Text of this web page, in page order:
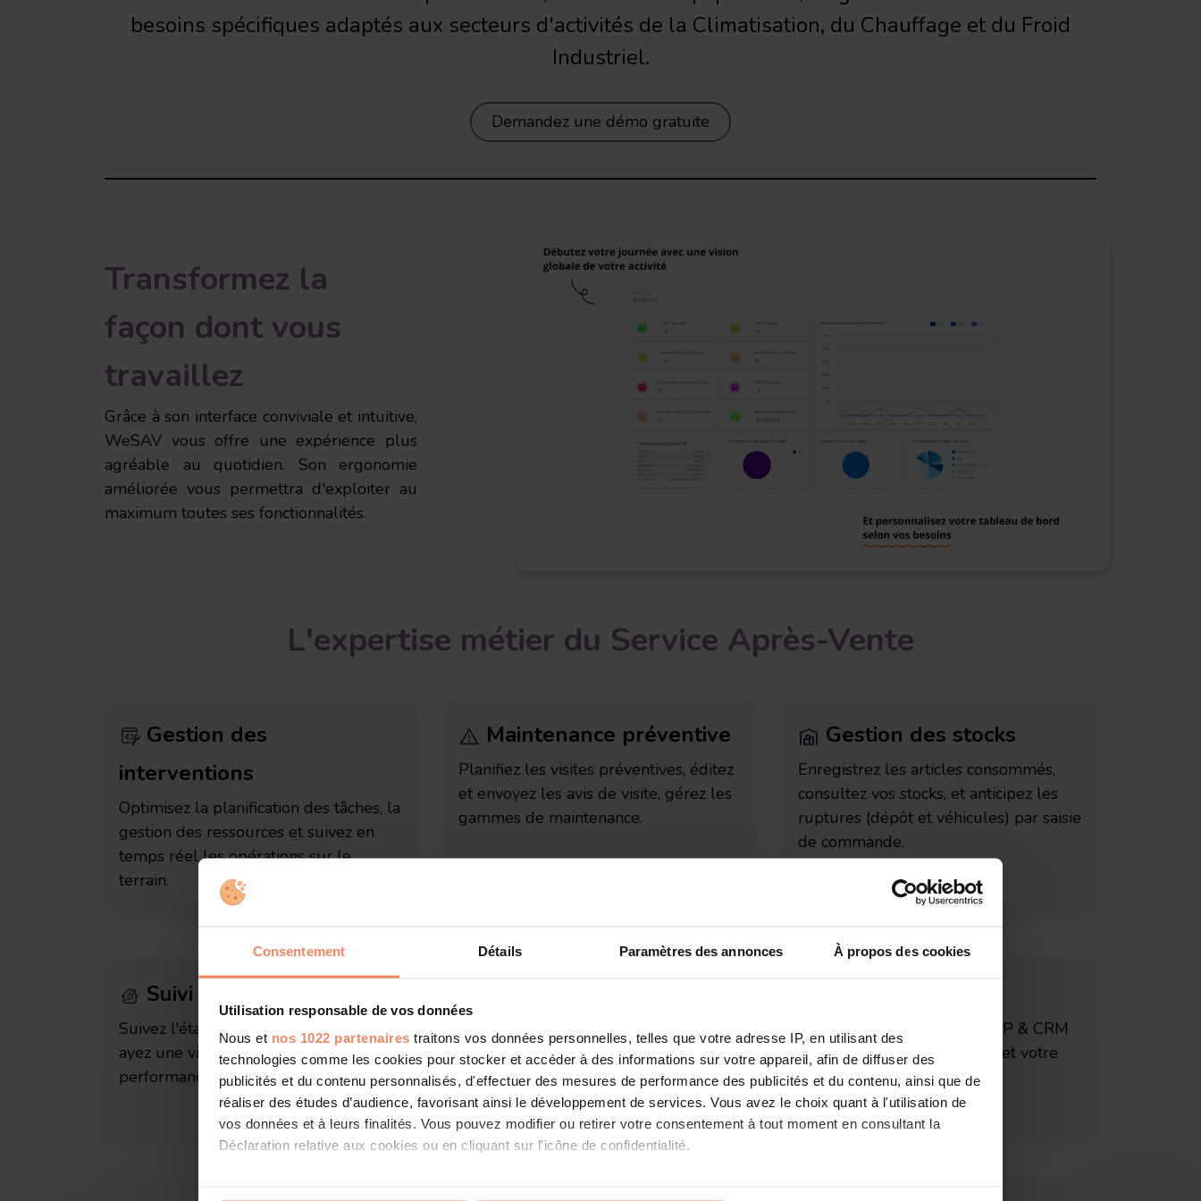
Consentement Détails Paramètres des annonces À propos des cookies
Utilisation responsable de vos données
Nous et nos 1022 partenaires traitons vos données personnelles, telles que votre adresse IP, en utilisant des
technologies comme les cookies pour stocker et accéder à des informations sur votre appareil, afin de diffuser des
publicités et du contenu personnalisés, d'effectuer des mesures de performance des publicités et du contenu, ainsi que de
réaliser des études d’audience, favorisant ainsi le développement de services. Vous avez le choix quant à l'utilisation de
vos données et à leurs finalités. Vous pouvez modifier ou retirer votre consentement à tout moment en consultant la
Déclaration relative aux cookies ou en cliquant sur l'icône de confidentialité.
besoins spécifiques adaptés aux secteurs d'activités de la Climatisation, du Chauffage et du Froid
Industriel.
Demandez une démo gratuite
Transformez la
façon dont vous
travaillez
Grâce à son interface conviviale et intuitive,
WeSAV vous offre une expérience plus
agréable au quotidien. Son ergonomie
améliorée vous permettra d'exploiter au
maximum toutes ses fonctionnalités.
L'expertise métier du Service Après-Vente
Gestion des
interventions
Optimisez la planification des tâches, la
gestion des ressources et suivez en
temps réel les opérations sur le
terrain.
Maintenance préventive
Planifiez les visites préventives, éditez
et envoyez les avis de visite, gérez les
gammes de maintenance.
Gestion des stocks
Enregistrez les articles consommés,
consultez vos stocks, et anticipez les
ruptures (dépôt et véhicules) par saisie
de commande.
Suivi des équipements
Suivez l'état de vos équipements et
ayez une vision globale de la
performance de vos installations.
Les techniciens sur terrain disposent
de toutes les données clients utiles et
les mettent à jour (mesures
combustion, devis, encaissement...).
Interfacez facilement vos ERP & CRM
pour optimiser les données et votre
efficacité opérationnelle.